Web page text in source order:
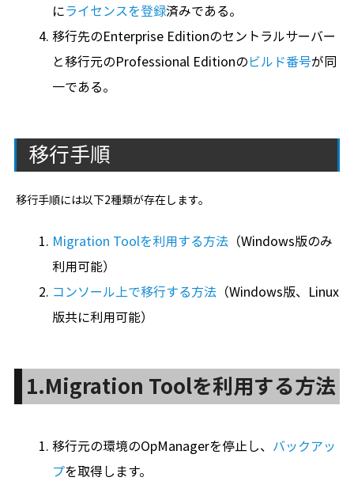
にライセンスを登録済みである。
移行先のEnterprise Editionのセントラルサーバー
と移行元のProfessional Editionのビルド番号が同
一である。
移行手順
移行手順には以下2種類が存在します。
Migration Toolを利用する方法（Windows版のみ
利用可能）
コンソール上で移行する方法（Windows版、Linux
版共に利用可能）
1.Migration Toolを利用する方法
移行元の環境のOpManagerを停止し、 バックアッ
プを取得します。